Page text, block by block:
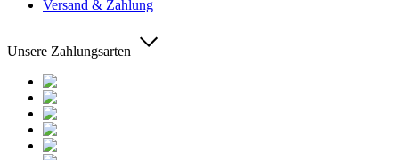
Versand & Zahlung
Unsere Zahlungsarten